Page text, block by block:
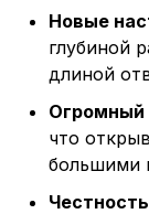
Новые
глубиной
длиной
Огромный
что
большими